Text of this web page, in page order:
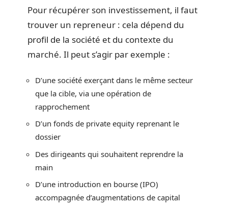
Pour récupérer son investissement, il faut
trouver un repreneur : cela dépend du
profil de la société et du contexte du
marché. Il peut s’agir par exemple :
D’une société exerçant dans le même secteur
que la cible, via une opération de
rapprochement
D’un fonds de private equity reprenant le
dossier
Des dirigeants qui souhaitent reprendre la
main
D’une introduction en bourse (IPO)
accompagnée d’augmentations de capital